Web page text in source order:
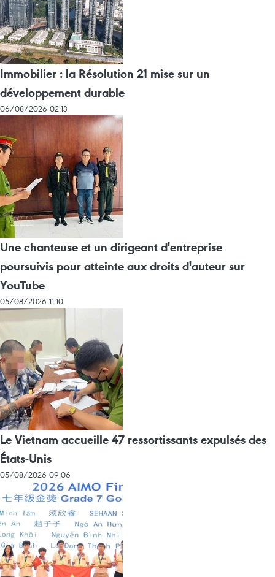
Immobilier : la Résolution 21 mise sur un
développement durable
06/08/2026 02:13
Une chanteuse et un dirigeant d'entreprise
poursuivis pour atteinte aux droits d'auteur sur
YouTube
05/08/2026 11:10
Le Vietnam accueille 47 ressortissants expulsés des
États-Unis
05/08/2026 09:06